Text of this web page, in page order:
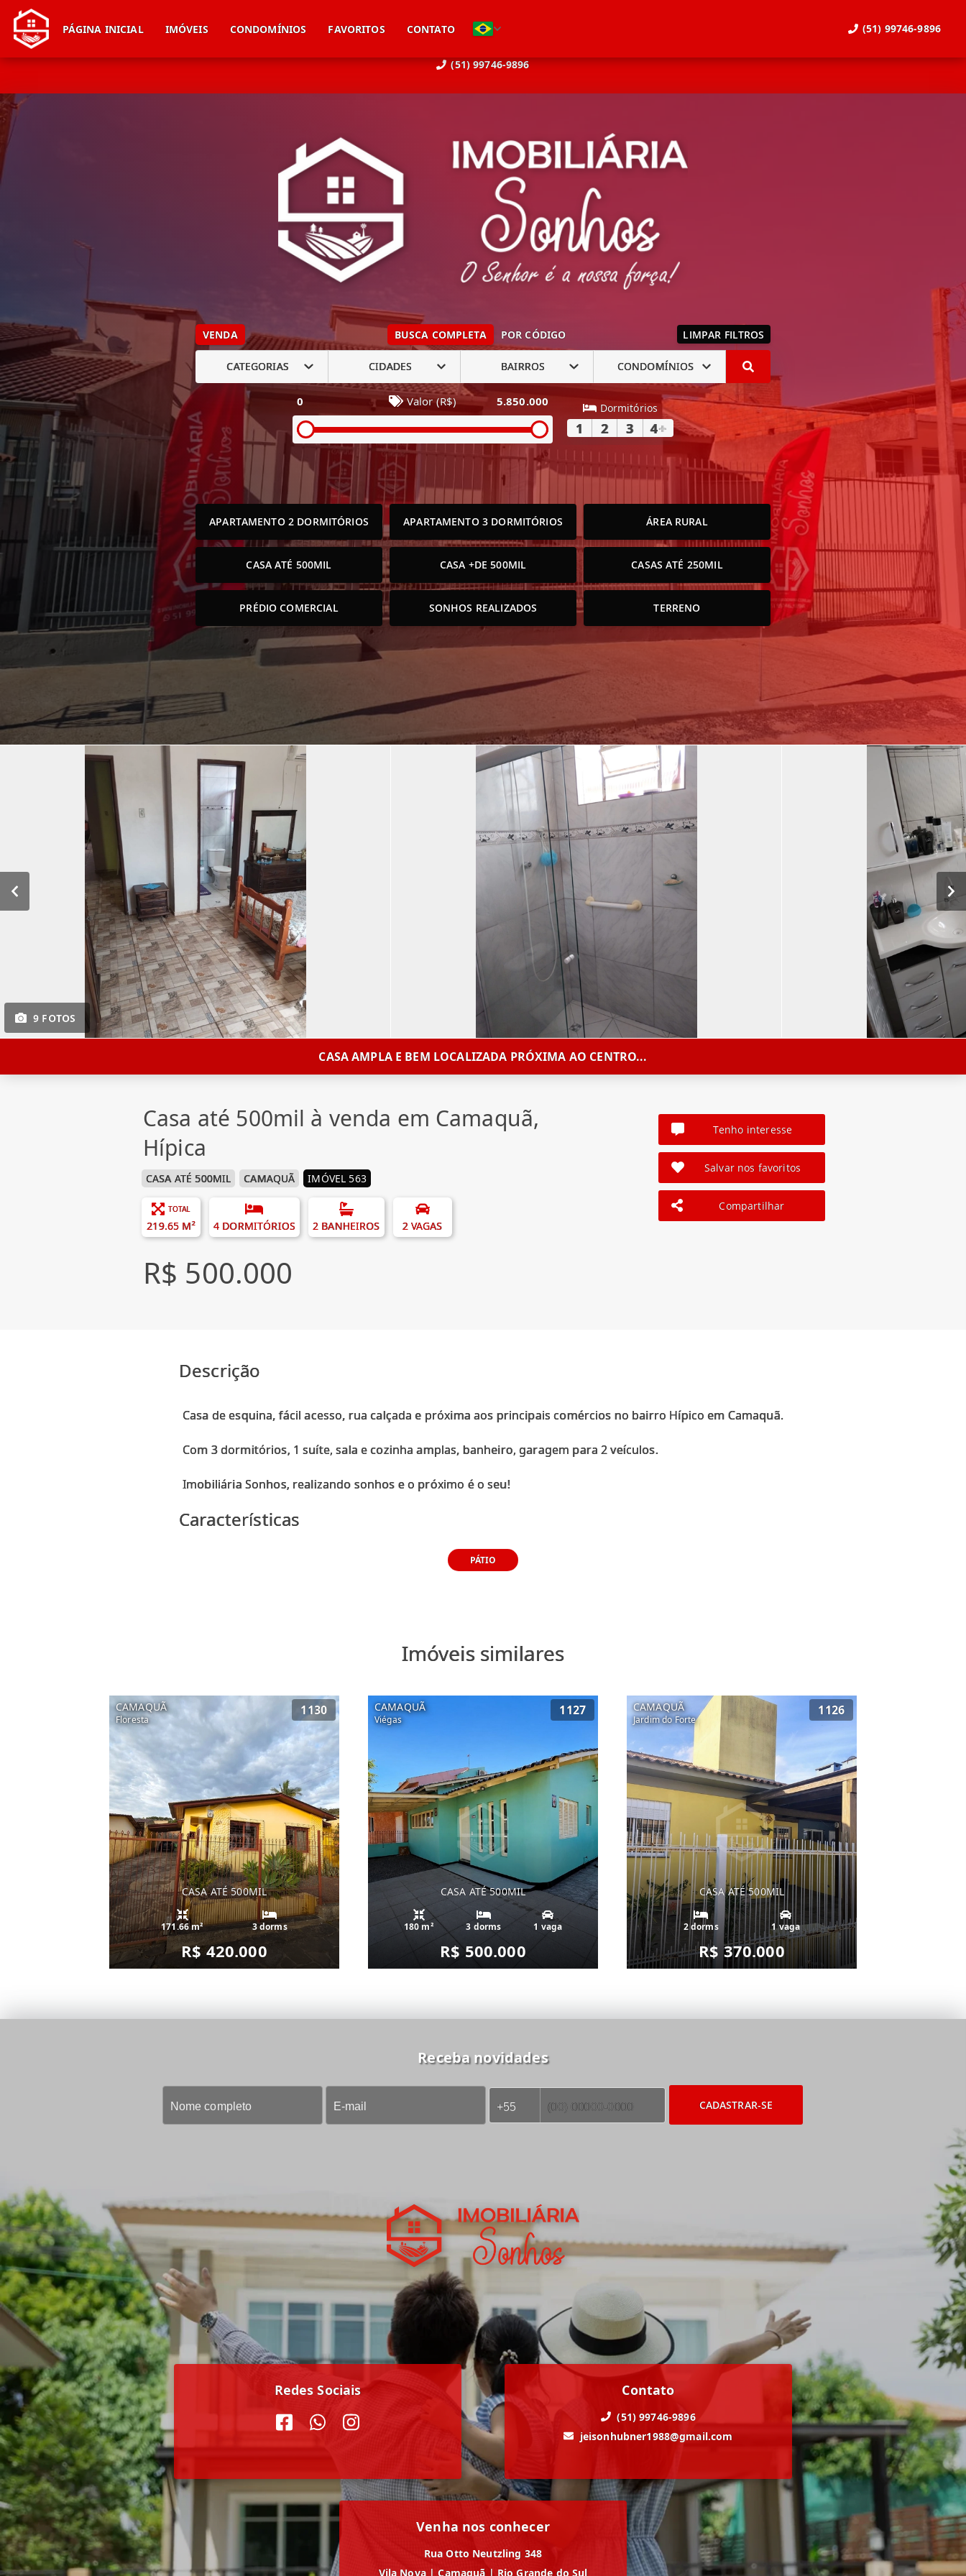
(51) 99746-9896
PÁGINA INICIAL IMÓVEIS CONDOMÍNIOS FAVORITOS CONTATO (51) 99746-9896
VENDA BUSCA COMPLETA POR CÓDIGO LIMPAR FILTROS
CATEGORIAS CIDADES BAIRROS CONDOMÍNIOS
0 Valor (R$) 5.850.000 Dormitórios
1 2 3 4+
APARTAMENTO 2 DORMITÓRIOS APARTAMENTO 3 DORMITÓRIOS ÁREA RURAL
CASA ATÉ 500MIL CASA +DE 500MIL CASAS ATÉ 250MIL
PRÉDIO COMERCIAL SONHOS REALIZADOS TERRENO
9 FOTOS
CASA AMPLA E BEM LOCALIZADA PRÓXIMA AO CENTRO...
Casa até 500mil à venda em Camaquã,
Hípica
CASA ATÉ 500MIL CAMAQUÃ IMÓVEL 563
TOTAL
219.65 M² 4 DORMITÓRIOS 2 BANHEIROS 2 VAGAS
R$ 500.000
Tenho interesse
Salvar nos favoritos
Compartilhar
Descrição
Casa de esquina, fácil acesso, rua calçada e próxima aos principais comércios no bairro Hípico em Camaquã.
Com 3 dormitórios, 1 suíte, sala e cozinha amplas, banheiro, garagem para 2 veículos.
Imobiliária Sonhos, realizando sonhos e o próximo é o seu!
Características
PÁTIO
Imóveis similares
CAMAQUÃ
Floresta
1130
CASA ATÉ 500MIL
171.66 m² 3 dorms
R$ 420.000
CAMAQUÃ
Viégas
1127
CASA ATÉ 500MIL
180 m² 3 dorms 1 vaga
R$ 500.000
CAMAQUÃ
Jardim do Forte
1126
CASA ATÉ 500MIL
2 dorms 1 vaga
R$ 370.000
Receba novidades
CADASTRAR-SE
Redes Sociais Contato
(51) 99746-9896
jeisonhubner1988@gmail.com
Venha nos conhecer
Rua Otto Neutzling 348
Vila Nova | Camaquã | Rio Grande do Sul